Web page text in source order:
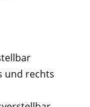
und rechts